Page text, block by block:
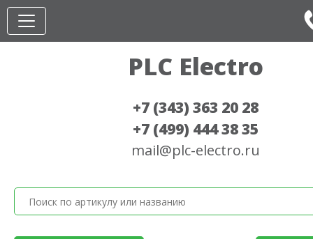
PLC Electro
+7 (343) 363 20 28
+7 (499) 444 38 35
mail@plc-electro.ru